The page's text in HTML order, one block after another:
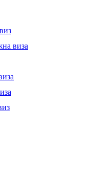
виза